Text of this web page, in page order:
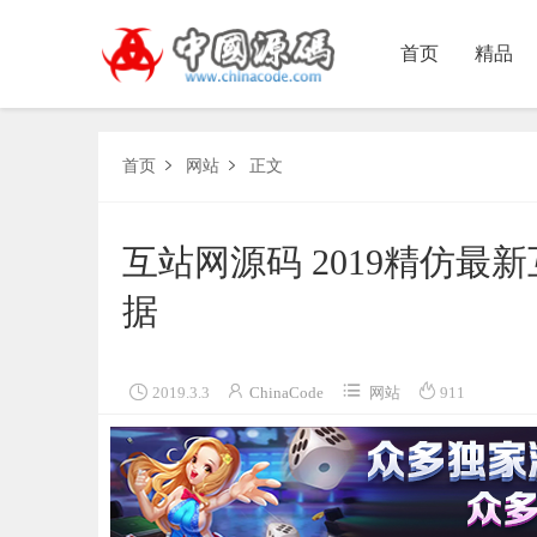
首页 精品
首页  网站  正文
互站网源码 2019精仿最
据
 2019.3.3  ChinaCode  网站  911